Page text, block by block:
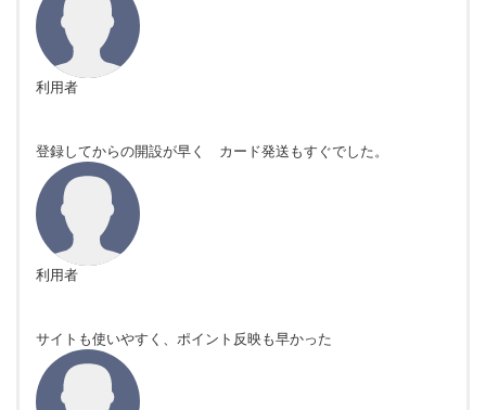
利用者
登録してからの開設が早く カード発送もすぐでした。
利用者
サイトも使いやすく、ポイント反映も早かった